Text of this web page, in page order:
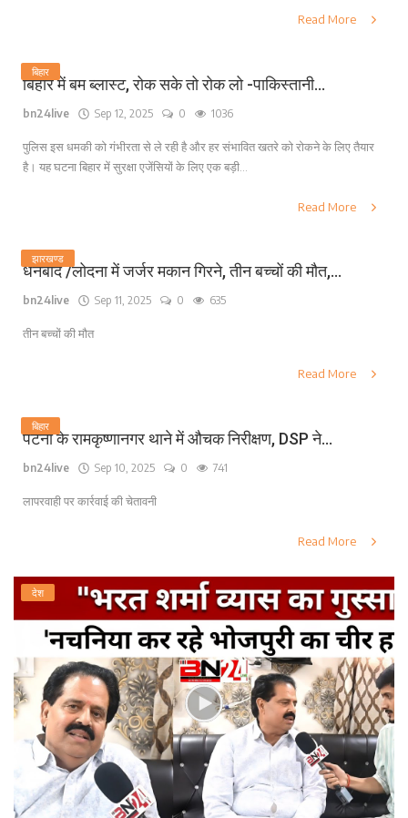
Read More
बिहार
बिहार में बम ब्लास्ट, रोक सके तो रोक लो -पाकिस्तानी...
bn24live Sep 12, 2025 0 1036
पुलिस इस धमकी को गंभीरता से ले रही है और हर संभावित खतरे को रोकने के लिए तैयार
है। यह घटना बिहार में सुरक्षा एजेंसियों के लिए एक बड़ी...
Read More
झारखण्ड
धनबाद /लोदना में जर्जर मकान गिरने, तीन बच्चों की मौत,...
bn24live Sep 11, 2025 0 635
तीन बच्चों की मौत
Read More
बिहार
पटना के रामकृष्णानगर थाने में औचक निरीक्षण, DSP ने...
bn24live Sep 10, 2025 0 741
लापरवाही पर कार्रवाई की चेतावनी
Read More
देश